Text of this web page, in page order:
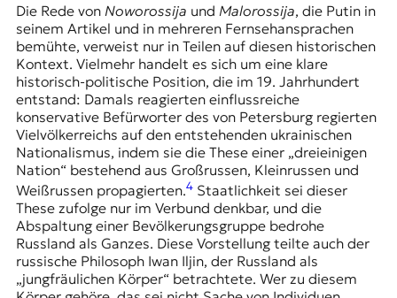
Die Rede von Noworossija und Malorossija, die Putin in
seinem Artikel und in mehreren Fernsehansprachen
bemühte, verweist nur in Teilen auf diesen historischen
Kontext. Vielmehr handelt es sich um eine klare
historisch-politische Position, die im 19. Jahrhundert
entstand: Damals reagierten einflussreiche
konservative Befürworter des von Petersburg regierten
Vielvölkerreichs auf den entstehenden ukrainischen
Nationalismus, indem sie die These einer „dreieinigen
Nation“ bestehend aus Großrussen, Kleinrussen und
Weißrussen propagierten.4Staatlichkeit sei dieser
These zufolge nur im Verbund denkbar, und die
Abspaltung einer Bevölkerungsgruppe bedrohe
Russland als Ganzes. Diese Vorstellung teilte auch der
russische Philosoph Iwan Iljin, der Russland als
„jungfräulichen Körper“ betrachtete. Wer zu diesem